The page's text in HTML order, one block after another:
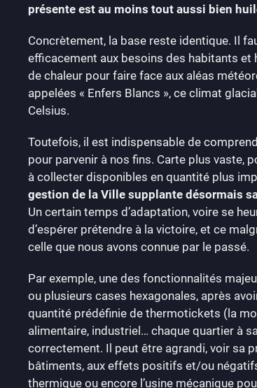
présente est au moins tout aussi bien
Concrètement, la base reste identique. Il
efficacement aux besoins des habitants et
de chaleur pour faire face aux aléas
appelées « Enfers Blancs », ce climat
Celsius.
Toutefois, il est indispensable de
pour parvenir à nos fins. Carte plus vaste,
à collecter disponibles en quantité plus
gestion de la Ville supplante désormais
Un certain temps d’adaptation, voire se
d’espérer prétendre à la victoire, et ce
celle que nous avons connue par le passé.
Par exemple, une des fonctionnalités
ou plusieurs cases hexagonales, après
quantité prédéfinie de thermotickets (la
alimentaire, industriel… chaque quartier à
correctement. Il peut être agrandi, voir sa
bâtiments, aux effets positifs et/ou
thermique ou encore l’usine mécanique